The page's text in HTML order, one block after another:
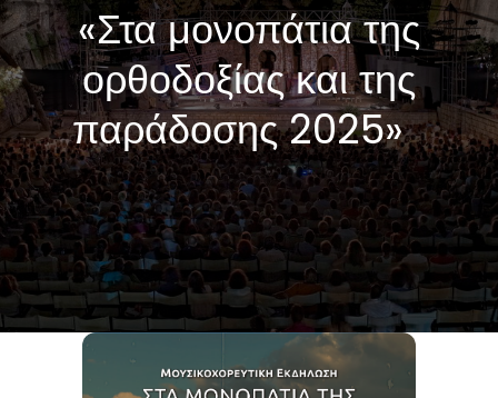
«Στα μονοπάτια της
ορθοδοξίας και της
παράδοσης 2025»